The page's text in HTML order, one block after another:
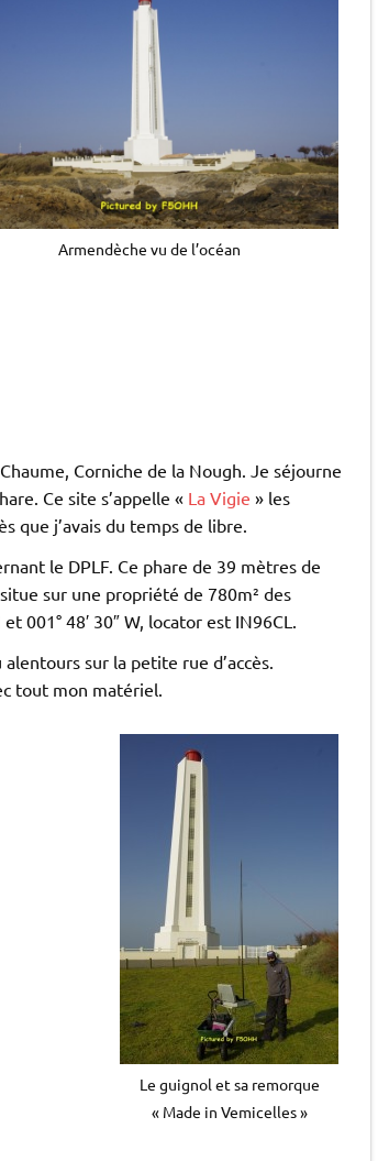
Armendèche vu de l’océan
Corniche de la Nough. Je séjourne
Ce site s’appelle « La Vigie » les
que j’avais du temps de libre.
le DPLF. Ce phare de 39 mètres de
sur une propriété de 780m² des
001° 48′ 30″ W, locator est IN96CL.
sur la petite rue d’accès.
tout mon matériel.
Le guignol et sa remorque
« Made in Vemicelles »